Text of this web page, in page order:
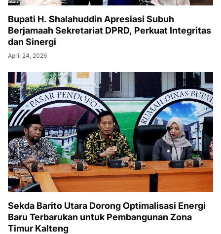
Bupati H. Shalahuddin Apresiasi Subuh
Berjamaah Sekretariat DPRD, Perkuat Integritas
dan Sinergi
April 24, 2026
Sekda Barito Utara Dorong Optimalisasi Energi
Baru Terbarukan untuk Pembangunan Zona
Timur Kalteng